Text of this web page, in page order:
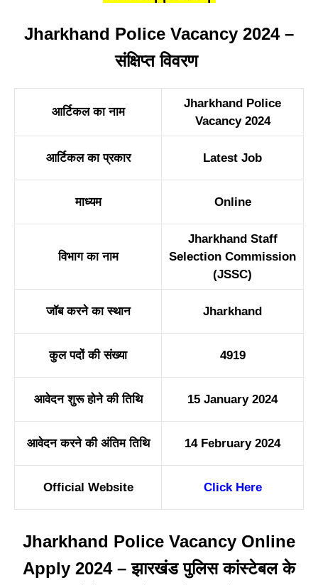
Jharkhand Police Vacancy 2024 –
संक्षिप्त विवरण
आर्टिकल का नाम
Jharkhand Police
Vacancy 2024
आर्टिकल का प्रकार Latest Job
माध्यम Online
विभाग का नाम
Jharkhand Staff
Selection Commission
(JSSC)
जॉब करने का स्थान Jharkhand
कुल पदों की संख्या 4919
आवेदन शुरू होने की तिथि 15 January 2024
आवेदन करने की अंतिम तिथि 14 February 2024
Official Website Click Here
Jharkhand Police Vacancy Online
Apply 2024 – झारखंड पुलिस कांस्टेबल के